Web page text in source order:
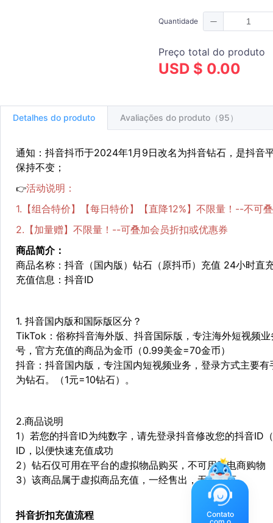
Quantidade
Preço total do produto
USD $ 0.00
Detalhes do produto Avaliações do produto（95）
通知：抖音抖币于2024年1月9日改名为抖音钻石，是抖音
保持不变；
👉活动说明：
1.【组合特价】【每日特价】【直降12%】不限量！--不可
2.【加量赠】不限量！--可叠加会员折扣或优惠券
商品简介：
商品名称：抖音（国内版）钻石（原抖币）充值 24小时直
充值信息：抖音ID
1. 抖音国内版和国际版区分？
TikTok：俗称抖音海外版、抖音国际版，专注海外短视频
号，官方充值的商品为金币（0.99美金=70金币）
抖音：抖音国内版，专注国内短视频业务，登录方式主要
为钻石。（1元=10钻石）。
2.商品说明
1）若您的抖音ID为纯数字，请先登录抖音修改您的抖音ID
ID，以便快速充值成功
2）钻石仅可用在平台的虚拟物品购买，不可用于电商购物
3）该商品属于虚拟商品充值，一经售出，无法退还。
抖音折扣充值流程
Contato
com o